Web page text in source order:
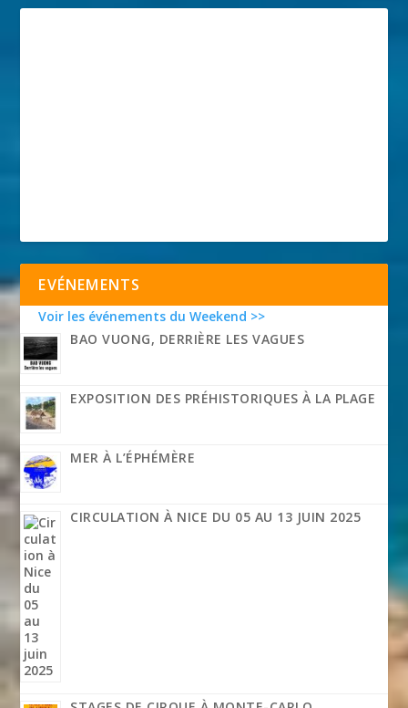
EVÉNEMENTS
Voir les événements du Weekend >>
BAO VUONG, DERRIÈRE LES VAGUES
EXPOSITION DES PRÉHISTORIQUES À LA PLAGE
MER À L’ÉPHÉMÈRE
CIRCULATION À NICE DU 05 AU 13 JUIN 2025